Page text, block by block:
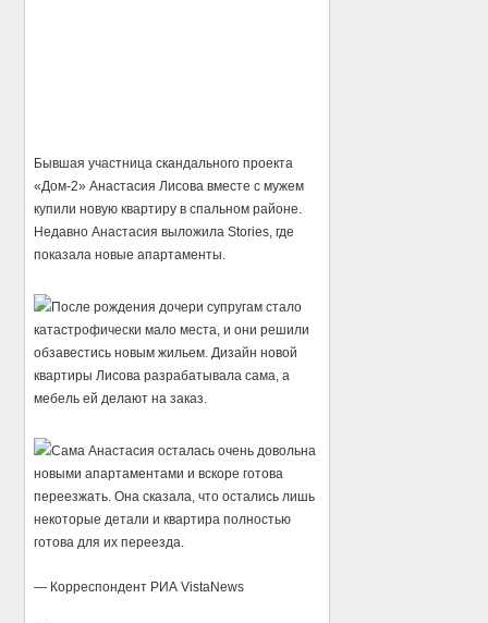
Бывшая участница скандального проекта
«Дом-2» Анастасия Лисова вместе с мужем
купили новую квартиру в спальном районе.
Недавно Анастасия выложила Stories, где
показала новые апартаменты.
После рождения дочери супругам стало
катастрофически мало места, и они решили
обзавестись новым жильем. Дизайн новой
квартиры Лисова разрабатывала сама, а
мебель ей делают на заказ.
Сама Анастасия осталась очень довольна
новыми апартаментами и вскоре готова
переезжать. Она сказала, что остались лишь
некоторые детали и квартира полностью
готова для их переезда.
— Корреспондент РИА VistaNews